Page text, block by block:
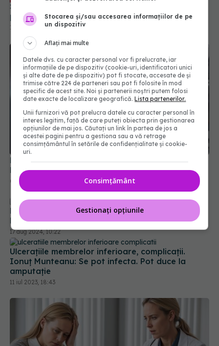
Muzica, terapie post-operatorie. Stimulează
hormonul stresului
03 noi 2024, 14:30
Fracturile de șold la pacienții cu demență.
Beneficiile și riscurile chirurgiei
17 aug 2024, 10:22
Ulcerațiile membrelor inferioare, complicații.
Ionuț Munteanu: Se pot infecta. Pot duce la
amputație
11 iul 2023, 18:43
Stocarea și/sau accesarea informațiilor de pe
un dispozitiv
Aflați mai multe
Datele dvs. cu caracter personal vor fi prelucrate, iar
informațiile de pe dispozitiv (cookie-uri, identificatori unici
și alte date de pe dispozitiv) pot fi stocate, accesate de și
trimise către 224 de parteneri sau pot fi folosite în mod
specific de acest site. Noi și partenerii noștri putem folosi
date exacte de localizare geografică.Lista partenerilor.
Unii furnizori vă pot prelucra datele cu caracter personal în
interes legitim, față de care puteți obiecta prin gestionarea
opțiunilor de mai jos. Căutați un link în partea de jos a
acestei pagini pentru a gestiona sau a vă retrage
consimțământul în setările de confidențialitate și cookie-
uri.
Consimțământ
Gestionați opțiunile